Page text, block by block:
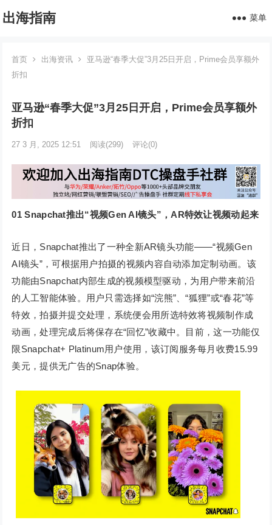
出海指南 菜单
首页 出海资讯
亚马逊“春季大促”3月25日开启，Prime会员享额外
折扣
亚马逊“春季大促”3月25日开启，Prime会员享额外
折扣
27 3 月, 2025 12:51 阅读(299) 评论(0)
01Snapchat推出“视频Gen AI镜头”，AR特效让视频动起来
近日，Snapchat推出了一种全新AR镜头功能——“视频Gen
AI镜头”，可根据用户拍摄的视频内容自动添加定制动画。该
功能由Snapchat内部生成的视频模型驱动，为用户带来前沿
的人工智能体验。用户只需选择如“浣熊”、“狐狸”或“春花”等
特效，拍摄并提交处理，系统便会用所选特效将视频制作成
动画，处理完成后将保存在“回忆”收藏中。目前，这一功能仅
限Snapchat+ Platinum用户使用，该订阅服务每月收费15.99
美元，提供无广告的Snap体验。